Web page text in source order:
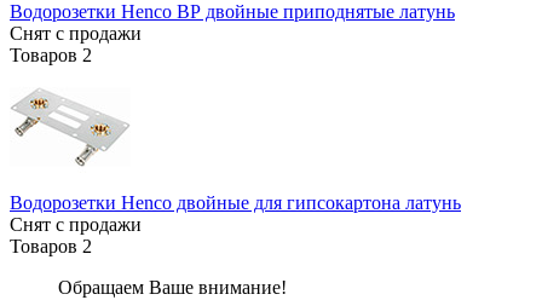
Водорозетки Henco ВР двойные приподнятые латунь
Снят с продажи
Товаров 2
Водорозетки Henco двойные для гипсокартона латунь
Снят с продажи
Товаров 2
Обращаем Ваше внимание!